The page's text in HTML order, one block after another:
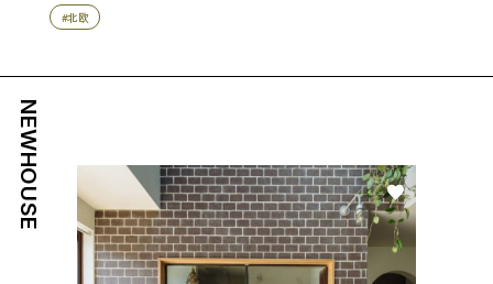
#北欧
好き
NEWHOUSE